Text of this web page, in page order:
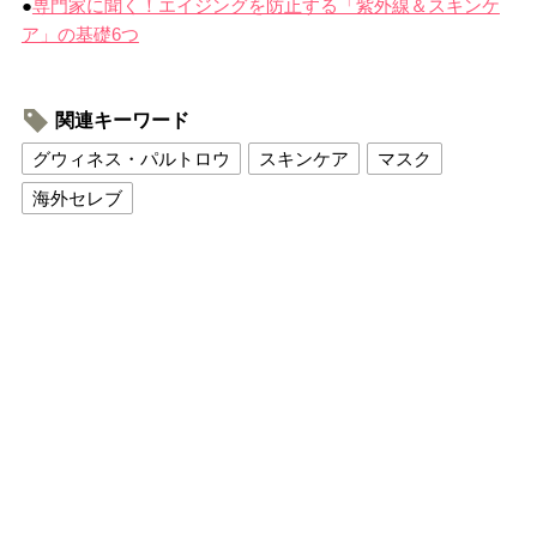
●専門家に聞く！エイジングを防止する「紫外線＆スキンケ
ア」の基礎6つ
関連キーワード
グウィネス・パルトロウ
スキンケア
マスク
海外セレブ